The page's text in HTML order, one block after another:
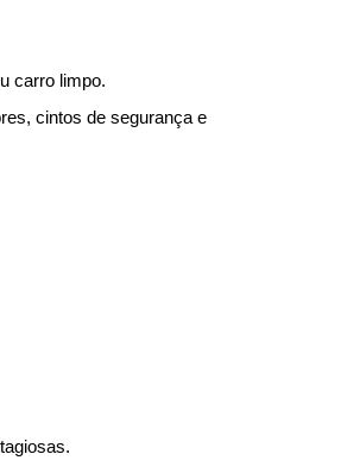
carro limpo.
cintos de segurança e